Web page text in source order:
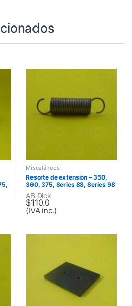
Misceláneos
Resorte de extension – 350,
360, 375, Series 88, Series 98
AB Dick
$110.0
(IVA inc.)